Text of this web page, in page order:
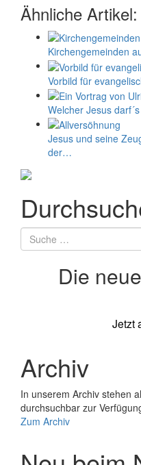
Ähnliche Artikel:
Kirchengemeinden
Vorbild für
Welcher Jesus
Jesus und seine
der…
Suche
nach
Die
Jetzt
Archiv
In unserem Archiv stehen
durchsuchbar zur
Zum Archiv